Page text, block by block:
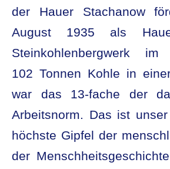
der Hauer Stachanow
August 1935 als
Steinkohlenbergwerk im
102 Tonnen Kohle in
war das 13-fache der
Arbeitsnorm. Das ist
höchste Gipfel der
der